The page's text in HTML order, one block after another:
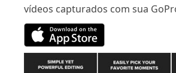
vídeos capturados com sua